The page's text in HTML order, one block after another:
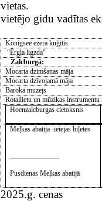
vietas.
vietējo gidu vadītas
Konigsee ezera kuģītis
“Ērgļa ligzda"
Zalcburgā:
Mocarta dzimšanas māja
Mocarta dzīvojamā māja
Baroka muzejs
Rotaļlietu un mūzi­kas instrumentu
Hoenzalcburgas cietoksnis
Meļkas abatija -ieiejas biļetes
Pusdienas Meļkas abatijā
2025.g. cenas